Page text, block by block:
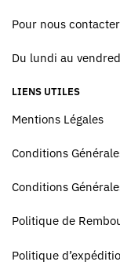
Pour nous
Du lundi au
LIENS UTILES
Mentions Légales
Conditions
Conditions
Politique de
Politique